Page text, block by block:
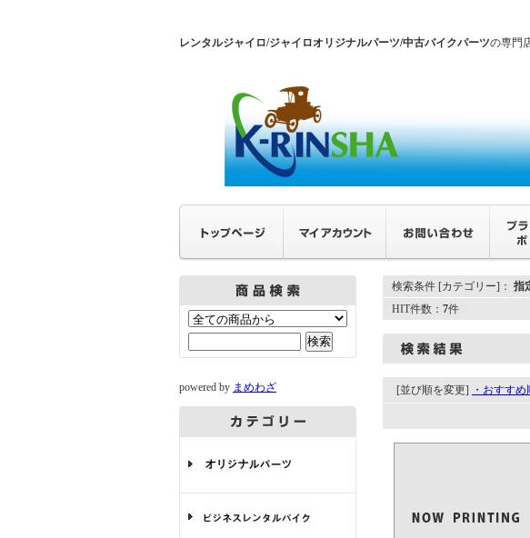
レンタルジャイロ/ジャイロオリジナルパーツ/中古バイクパーツの専門
powered by まめわざ
検索条件 [カテゴリー]： 指
HIT件数： 7件
[並び順を変更] ・おすすめ